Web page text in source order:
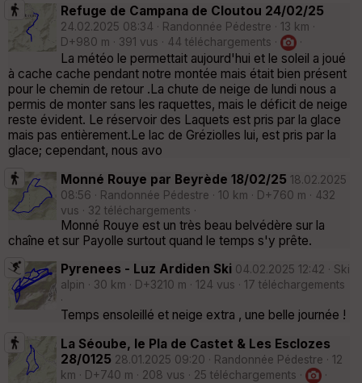
Refuge de Campana de Cloutou 24/02/25
24.02.2025 08:34 · Randonnée Pédestre · 13 km ·
D+980 m · 391 vus · 44 téléchargements ·
·
La météo le permettait aujourd'hui et le soleil a joué
à cache cache pendant notre montée mais était bien présent
pour le chemin de retour .La chute de neige de lundi nous a
permis de monter sans les raquettes, mais le déficit de neige
reste évident. Le réservoir des Laquets est pris par la glace
mais pas entièrement.Le lac de Gréziolles lui, est pris par la
glace; cependant, nous avo
Monné Rouye par Beyrède 18/02/25 18.02.2025
08:56 · Randonnée Pédestre · 10 km · D+760 m · 432
vus · 32 téléchargements ·
Monné Rouye est un très beau belvédère sur la
chaîne et sur Payolle surtout quand le temps s'y prête.
Pyrenees - Luz Ardiden Ski 04.02.2025 12:42 · Ski
alpin · 30 km · D+3210 m · 124 vus · 17 téléchargements
·
Temps ensoleillé et neige extra , une belle journée !
La Séoube, le Pla de Castet & Les Esclozes
28/0125 28.01.2025 09:20 · Randonnée Pédestre · 12
km · D+740 m · 208 vus · 25 téléchargements ·
·